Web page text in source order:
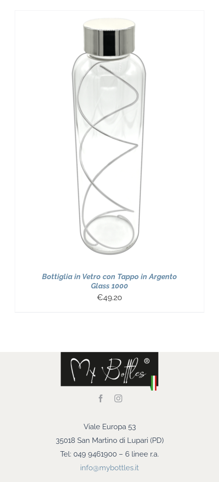
Bottiglia in Vetro con Tappo in Argento
Glass 1000
€49.20
Viale Europa 53
35018 San Martino di Lupari (PD)
Tel: 049 9461900 – 6 linee r.a.
info@mybottles.it